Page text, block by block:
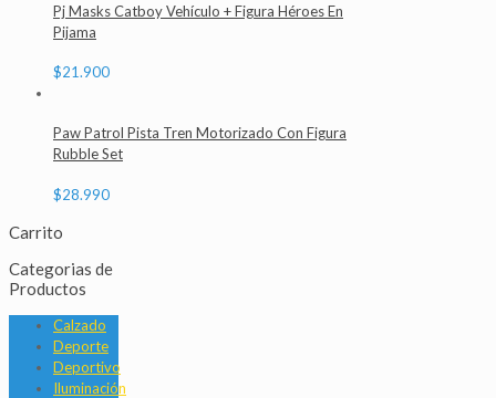
Pj Masks Catboy Vehículo + Figura Héroes En
Pijama
$21.900
Paw Patrol Pista Tren Motorizado Con Figura
Rubble Set
$28.990
Carrito
Categorias de
Productos
Calzado
Deporte
Deportivo
Iluminación